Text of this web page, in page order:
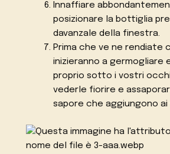
Innaffiare
posizionare la bottiglia
davanzale della finestra.
Prima che ve ne rendiate
inizieranno a germogliare
proprio sotto i vostri
vederle fiorire e
sapore che aggiungono